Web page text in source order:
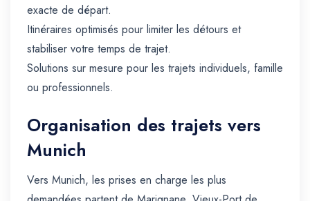
exacte de départ.
Itinéraires optimisés pour limiter les détours et
stabiliser votre temps de trajet.
Solutions sur mesure pour les trajets individuels, famille
ou professionnels.
Organisation des trajets vers
Munich
Vers Munich, les prises en charge les plus